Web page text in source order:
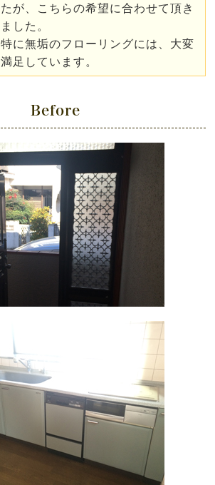
たが、こちらの希望に合わせて頂き
ました。
特に無垢のフローリングには、大変
満足しています。
Before